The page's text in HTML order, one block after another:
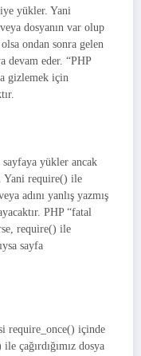
yükler. Yani
veya dosyanın var olup
ondan sonra gelen
devam eder. “PHP
gizlemek için
yükler ancak
Yani require() ile
adını yanlış yazmış
PHP “fatal
require() ile
sayfa
require_once() içinde
çağırdığımız dosya